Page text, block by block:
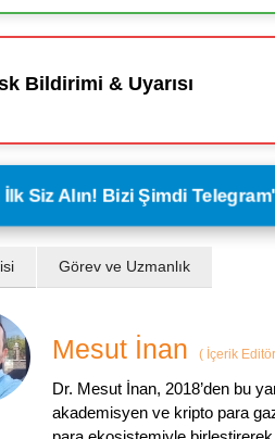
Bildirimi & Uyarısı
İlk Siz Alın! Bizi Şimdi
Görev ve Uzmanlık
Mesut İnan ( İçerik
Dr. Mesut İnan, 2018’den bu
akademisyen ve kripto para